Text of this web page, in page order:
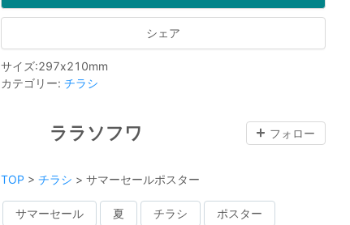
シェア
サイズ:297x210mm
カテゴリー: チラシ
ララソフワ フォロー
TOP > チラシ > サマーセールポスター
サマーセール 夏 チラシ ポスター